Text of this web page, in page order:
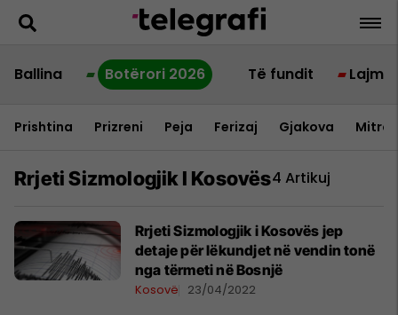
Ballina Botërori 2026 Të fundit Lajme
Prishtina Prizreni Peja Ferizaj Gjakova
Rrjeti Sizmologjik I Kosovës4 Artikuj
Rrjeti Sizmologjik i Kosovës jep
detaje për lëkundjet në vendin tonë
nga tërmeti në Bosnjë
Kosovë 23/04/2022